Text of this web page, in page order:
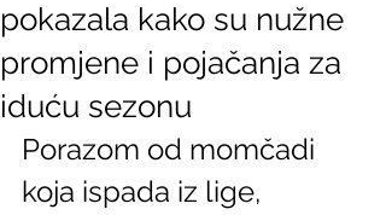
pokazala kako su nužne
promjene i pojačanja za
iduću sezonu
Porazom od momčadi
koja ispada iz lige,